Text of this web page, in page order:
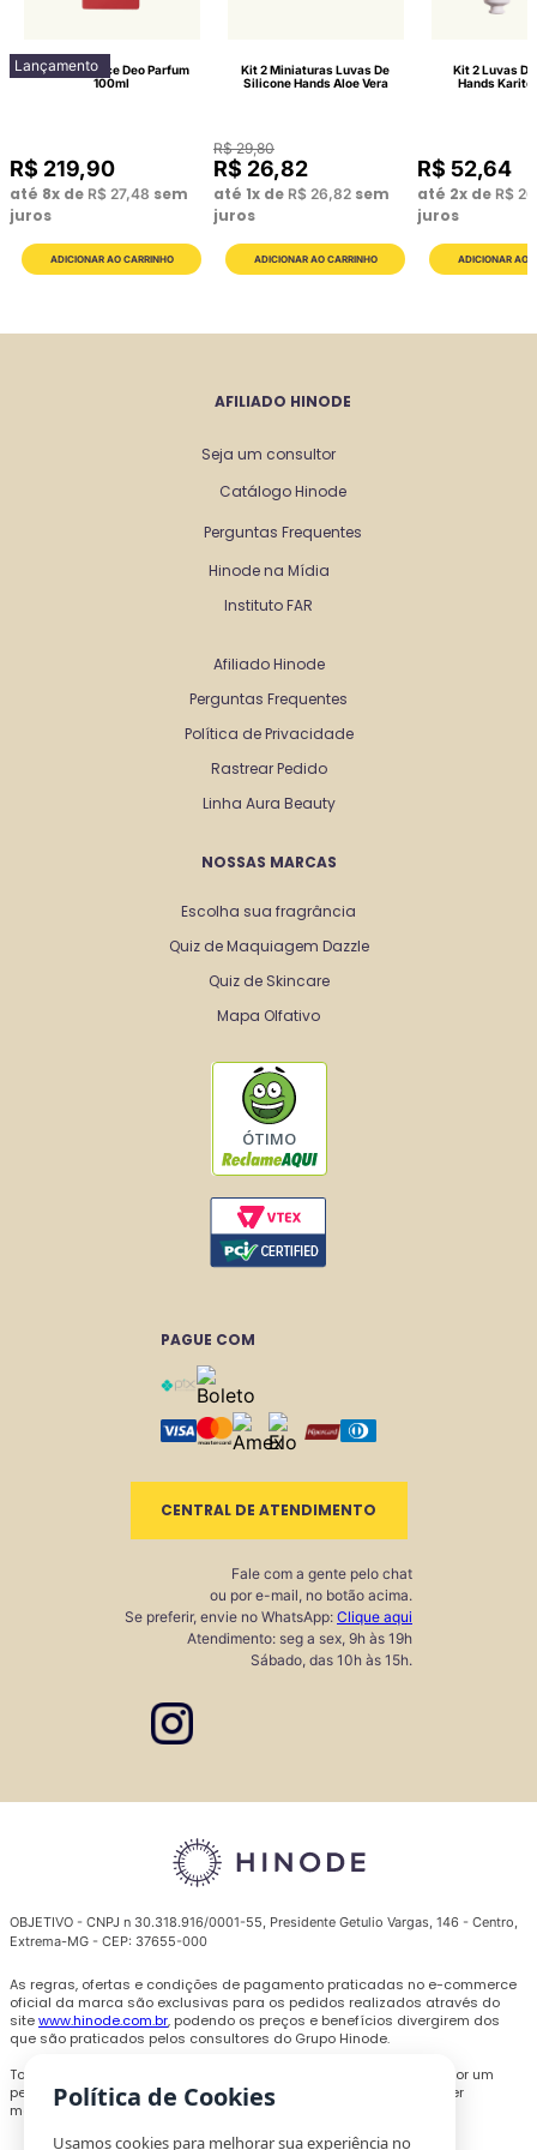
Lançamento
Lattitude Race Deo Parfum
100ml
R$ 219,90
até 8x de R$ 27,48 sem
juros
Kit 2 Miniaturas Luvas De
Silicone Hands Aloe Vera
R$ 29,80
R$ 26,82
até 1x de R$ 26,82 sem
juros
Kit 2 Luvas
Hands Karité
R$ 52,64
até 2x de R$ 26
juros
AFILIADO HINODE
Seja um consultor
Catálogo Hinode
Perguntas Frequentes
Hinode na Mídia
Instituto FAR
Afiliado Hinode
Perguntas Frequentes
Política de Privacidade
Rastrear Pedido
Linha Aura Beauty
NOSSAS MARCAS
Escolha sua fragrância
Quiz de Maquiagem Dazzle
Quiz de Skincare
Mapa Olfativo
ÓTIMO
PAGUE COM
CENTRAL DE ATENDIMENTO
Fale com a gente pelo chat
ou por e-mail, no botão acima.
Se preferir, envie no WhatsApp: Clique aqui
Atendimento: seg a sex, 9h às 19h
Sábado, das 10h às 15h.
OBJETIVO - CNPJ n 30.318.916/0001-55, Presidente Getulio Vargas, 146 - Centro,
Extrema-MG - CEP: 37655-000
As regras, ofertas e condições de pagamento praticadas no e-commerce
oficial da marca são exclusivas para os pedidos realizados através do
sitewww.hinode.com.br, podendo os preços e benefícios divergirem dos
que são praticados pelos consultores do Grupo Hinode.
Todas as promoções, descontos e preços são válidos somente por um
período limitado e podem ser alterados ou encerrados a qualquer
momento sem prévio aviso.
Política de Cookies
Usamos cookies para melhorar sua experiência no